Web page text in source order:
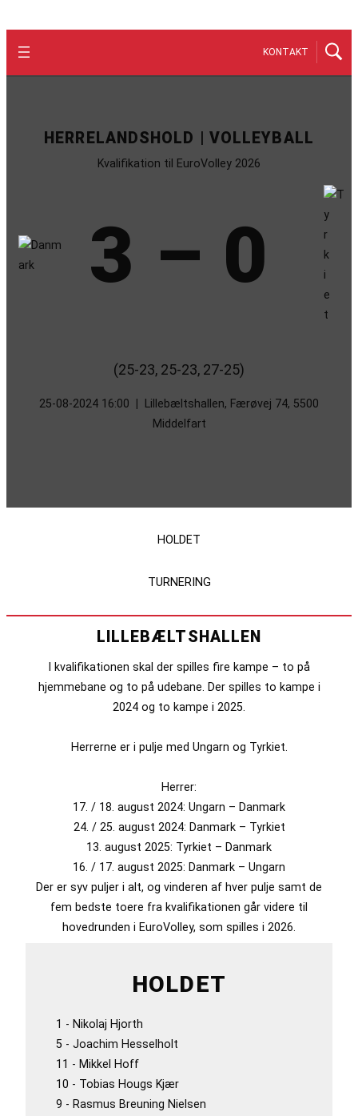
KONTAKT
HERRELANDSHOLD | VOLLEYBALL
Kvalifikation til EuroVolley 2026
3 – 0
(25-23, 25-23, 27-25)
25-08-2024 16:00
Lillebæltshallen, Færøvej 74, 5500
Middelfart
HOLDET
TURNERING
LILLEBÆLTSHALLEN
I kvalifikationen skal der spilles fire kampe – to på
hjemmebane og to på udebane. Der spilles to kampe i
2024 og to kampe i 2025.
Herrerne er i pulje med Ungarn og Tyrkiet.
Herrer:
17. / 18. august 2024: Ungarn – Danmark
24. / 25. august 2024: Danmark – Tyrkiet
13. august 2025: Tyrkiet – Danmark
16. / 17. august 2025: Danmark – Ungarn
Der er syv puljer i alt, og vinderen af hver pulje samt de
fem bedste toere fra kvalifikationen går videre til
hovedrunden i EuroVolley, som spilles i 2026.
HOLDET
1 - Nikolaj Hjorth
5 - Joachim Hesselholt
11 - Mikkel Hoff
10 - Tobias Hougs Kjær
9 - Rasmus Breuning Nielsen